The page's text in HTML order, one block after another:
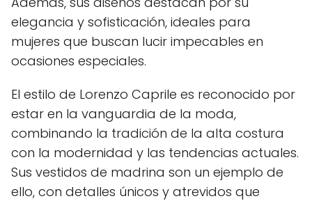
elegancia y sofisticación, ideales para
mujeres que buscan lucir impecables en
ocasiones especiales.
El estilo de Lorenzo Caprile es reconocido por
estar en la vanguardia de la moda,
combinando la tradición de la alta costura
con la modernidad y las tendencias actuales.
Sus vestidos de madrina son un ejemplo de
ello, con detalles únicos y atrevidos que